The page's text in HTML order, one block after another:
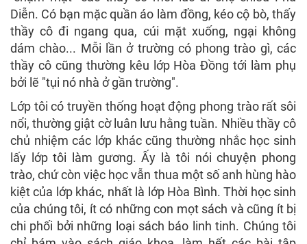
Diễn. Có bạn mặc quần áo làm đồng, kéo cộ bò, thấy
thầy cô đi ngang qua, cúi mặt xuống, ngại không
dám chào... Mỗi lần ở trường có phong trào gì, các
thầy cô cũng thường kêu lớp Hòa Đồng tới làm phụ
bởi lẽ "tụi nó nhà ở gần trường".
Lớp tôi có truyền thống hoạt động phong trào rất sôi
nổi, thường giật cờ luân lưu hằng tuần. Nhiều thầy cô
chủ nhiệm các lớp khác cũng thường nhắc học sinh
lấy lớp tôi làm gương. Ấy là tôi nói chuyện phong
trào, chứ còn việc học vẫn thua một số anh hùng hào
kiệt của lớp khác, nhất là lớp Hòa Bình. Thời học sinh
của chúng tôi, ít có những con mọt sách và cũng ít bị
chi phối bởi những loại sách báo linh tinh. Chúng tôi